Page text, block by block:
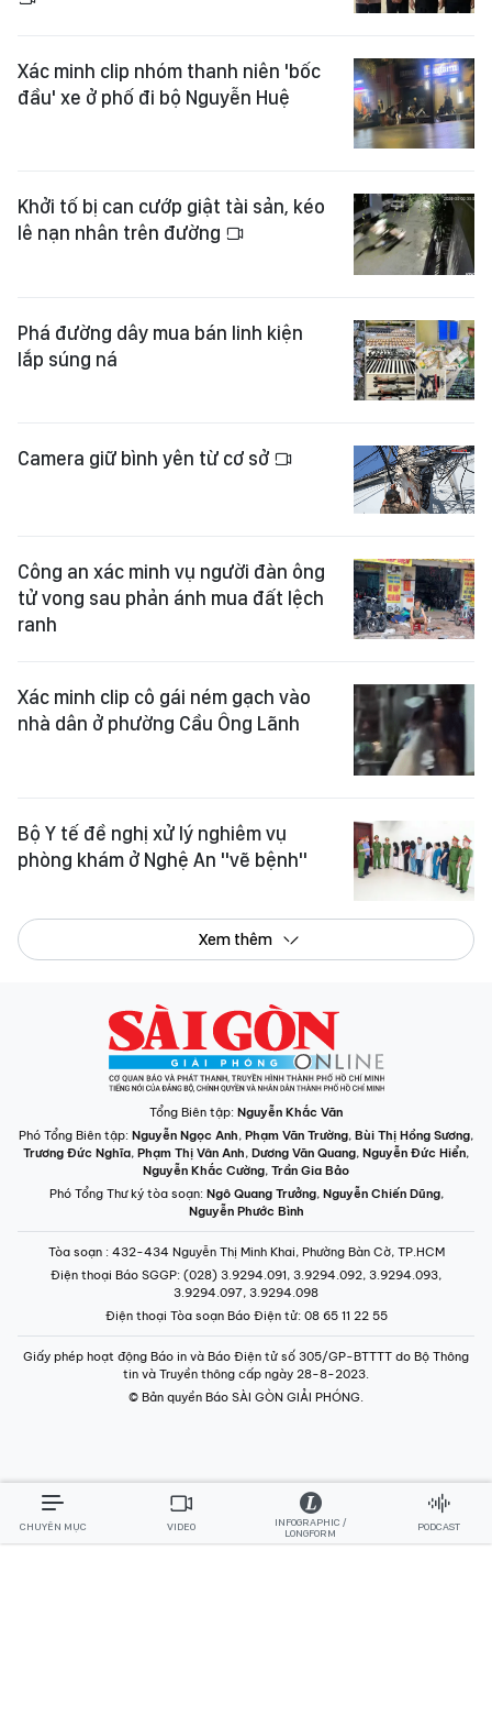
Xác minh clip nhóm thanh niên 'bốc
đầu' xe ở phố đi bộ Nguyễn Huệ
Khởi tố bị can cướp giật tài sản, kéo
lê nạn nhân trên đường
Phá đường dây mua bán linh kiện
lắp súng ná
Camera giữ bình yên từ cơ sở
Công an xác minh vụ người đàn ông
tử vong sau phản ánh mua đất lệch
ranh
Xác minh clip cô gái ném gạch vào
nhà dân ở phường Cầu Ông Lãnh
Bộ Y tế đề nghị xử lý nghiêm vụ
phòng khám ở Nghệ An "vẽ bệnh"
Xem thêm
Tổng Biên tập: Nguyễn Khắc Văn
Phó Tổng Biên tập: Nguyễn Ngọc Anh, Phạm Văn Trường, Bùi Thị Hồng Sương,
Trương Đức Nghĩa, Phạm Thị Vân Anh, Dương Văn Quang, Nguyễn Đức Hiển,
Nguyễn Khắc Cường, Trần Gia Bảo
Phó Tổng Thư ký tòa soạn: Ngô Quang Trưởng, Nguyễn Chiến Dũng,
Nguyễn Phước Bình
Tòa soạn : 432-434 Nguyễn Thị Minh Khai, Phường Bàn Cờ, TP.HCM
Điện thoại Báo SGGP: (028) 3.9294.091, 3.9294.092, 3.9294.093,
3.9294.097, 3.9294.098
Điện thoại Tòa soạn Báo Điện tử: 08 65 11 22 55
Giấy phép hoạt động Báo in và Báo Điện tử số 305/GP-BTTTT do Bộ Thông
tin và Truyền thông cấp ngày 28-8-2023.
© Bản quyền Báo SÀI GÒN GIẢI PHÓNG.
CHUYÊN MỤC VIDEO
INFOGRAPHIC /
LONGFORM
PODCAST